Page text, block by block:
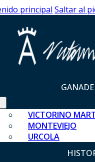
principal Saltar al
VICTORINO
MONTEVIEJO
URCOLA